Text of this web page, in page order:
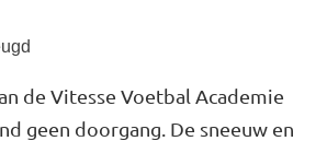
de Vitesse Voetbal Academie
geen doorgang. De sneeuw en